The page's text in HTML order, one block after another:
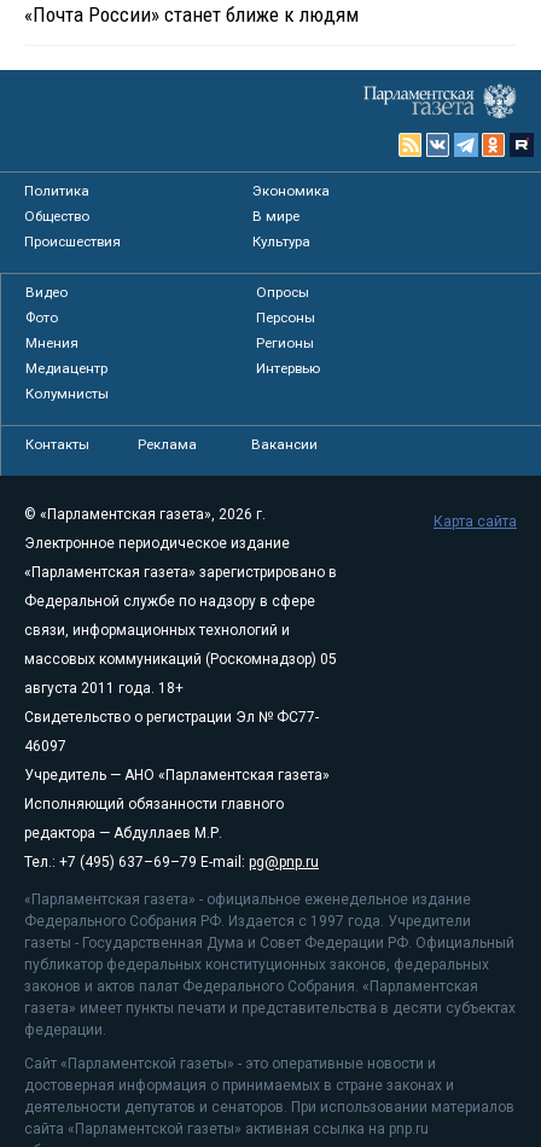
«Почта России» станет ближе к людям
Политика
Экономика
Общество
В мире
Происшествия
Культура
Видео
Опросы
Фото
Персоны
Мнения
Регионы
Медиацентр
Интервью
Колумнисты
Контакты Реклама Вакансии
© «Парламентская газета», 2026 г.
Электронное периодическое издание
«Парламентская газета» зарегистрировано в
Федеральной службе по надзору в сфере
связи, информационных технологий и
массовых коммуникаций (Роскомнадзор) 05
августа 2011 года. 18+
Свидетельство о регистрации Эл № ФС77-
46097
Учредитель — АНО «Парламентская газета»
Исполняющий обязанности главного
редактора — Абдуллаев М.Р.
Тел.: +7 (495) 637–69–79 E-mail: pg@pnp.ru
«Парламентская газета» - официальное еженедельное издание
Федерального Собрания РФ. Издается с 1997 года. Учредители
газеты - Государственная Дума и Совет Федерации РФ. Официальный
публикатор федеральных конституционных законов, федеральных
законов и актов палат Федерального Собрания. «Парламентская
газета» имеет пункты печати и представительства в десяти субъектах
федерации.
Сайт «Парламентской газеты» - это оперативные новости и
достоверная информация о принимаемых в стране законах и
деятельности депутатов и сенаторов. При использовании материалов
сайта «Парламентской газеты» активная ссылка на pnp.ru
Карта сайта